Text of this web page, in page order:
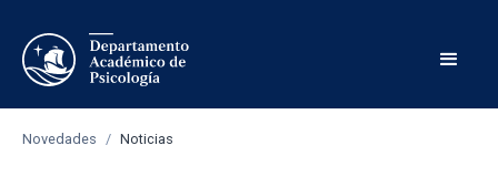
Novedades / Noticias